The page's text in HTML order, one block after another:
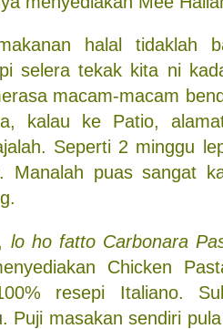
halal tidaklah
selera tekak kita ni
macam-macam
kalau ke Patio,
Seperti 2 minggu
Manalah puas sangat
lo ho fatto Carbonara
Chicken
resepi Italiano.
Puji masakan sendiri